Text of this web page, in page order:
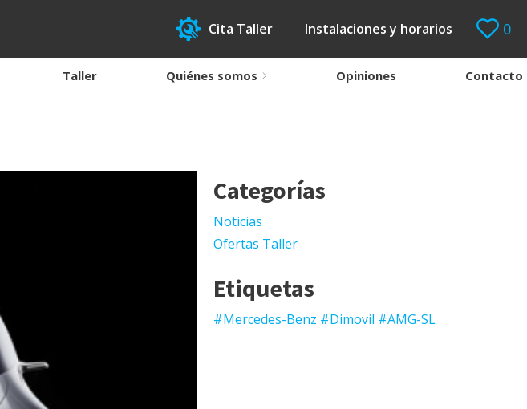
Cita Taller Instalaciones y horarios 0
Taller Quiénes somos Opiniones Contacto
Categorías
Noticias
Ofertas Taller
Etiquetas
#Mercedes-Benz #Dimovil #AMG-SL